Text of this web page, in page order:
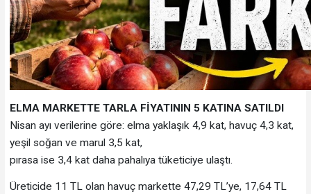
ELMA MARKETTE TARLA FİYATININ 5 KATINA SATILDI
Nisan ayı verilerine göre: elma yaklaşık 4,9 kat, havuç 4,3 kat,
yeşil soğan ve marul 3,5 kat,
pırasa ise 3,4 kat daha pahalıya tüketiciye ulaştı.
Üreticide 11 TL olan havuç markette 47,29 TL’ye, 17,64 TL